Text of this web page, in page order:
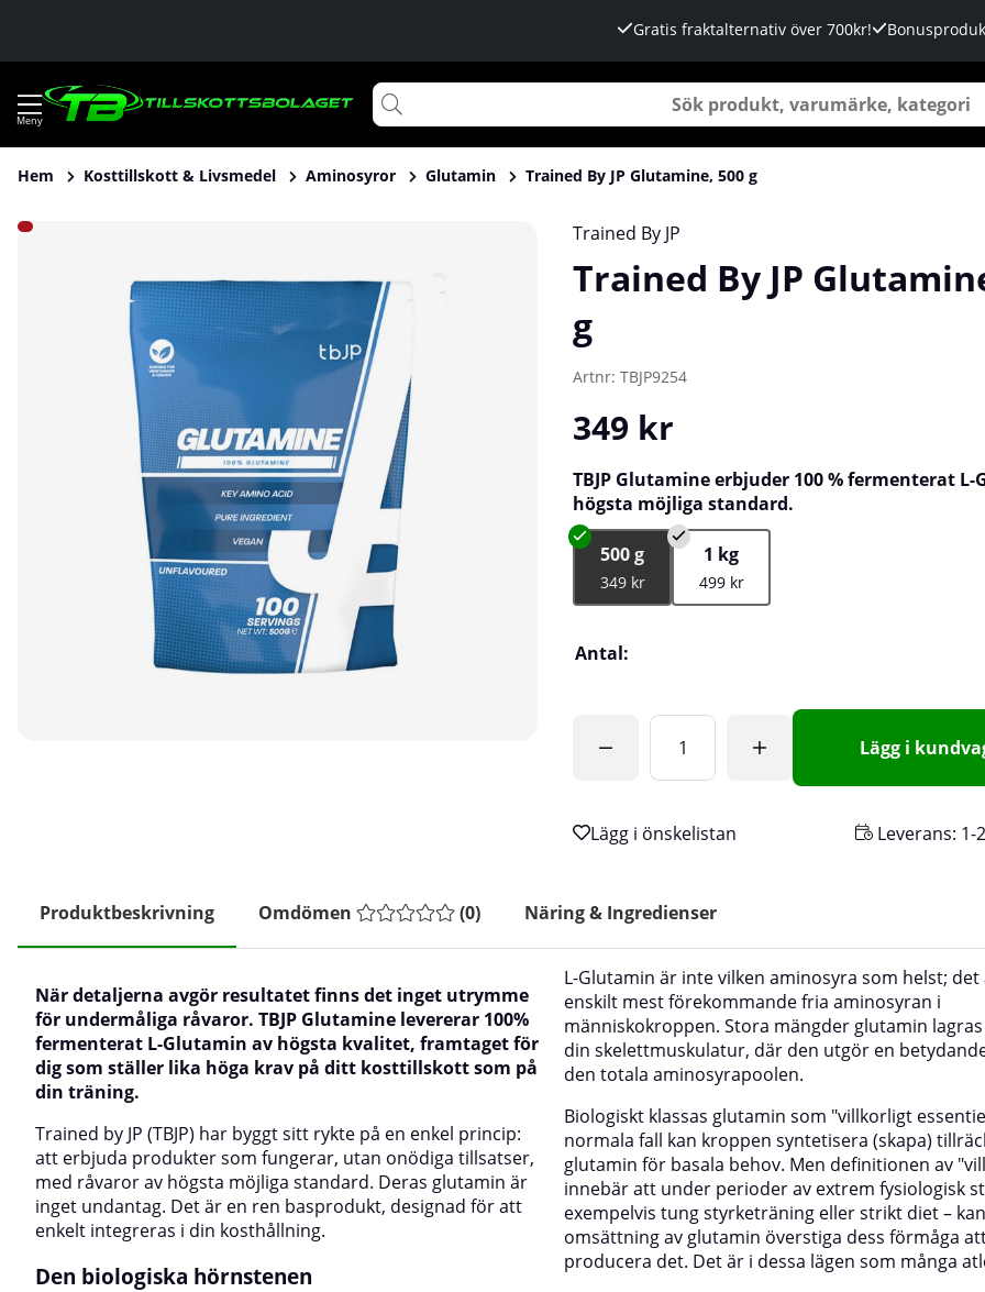
Gratis fraktalternativ över 700kr!
Hem Kosttillskott & Livsmedel Aminosyror Glutamin Trained By JP Glutamine, 500 g
Produktbilder Trained By JP Glutamine, 500 g Trained By JP
Trained By JP
g
Artnr: TBJP9254
349 kr
TBJP Glutamine erbjuder 100 % fermenterat
högsta möjliga standard.
500 g
349 kr
1 kg
499 kr
Antal:
Lägg i
Leverans: 1-
Produktbeskrivning Omdömen (0) Näring & Ingredienser
När detaljerna avgör resultatet finns det inget utrymme
för undermåliga råvaror. TBJP Glutamine levererar 100%
fermenterat L-Glutamin av högsta kvalitet, framtaget för
dig som ställer lika höga krav på ditt kosttillskott som på
din träning.
Trained by JP (TBJP) har byggt sitt rykte på en enkel princip:
att erbjuda produkter som fungerar, utan onödiga tillsatser,
med råvaror av högsta möjliga standard. Deras glutamin är
inget undantag. Det är en ren basprodukt, designad för att
enkelt integreras i din kosthållning.
Den biologiska hörnstenen
L-Glutamin är inte vilken aminosyra som helst; det
enskilt mest förekommande fria aminosyran i
människokroppen. Stora mängder glutamin
din skelettmuskulatur, där den utgör en
den totala aminosyrapoolen.
Biologiskt klassas glutamin som "villkorligt
normala fall kan kroppen syntetisera (skapa)
glutamin för basala behov. Men definitionen av
innebär att under perioder av extrem fysiologisk
exempelvis tung styrketräning eller strikt diet –
omsättning av glutamin överstiga dess förmåga
producera det. Det är i dessa lägen som många